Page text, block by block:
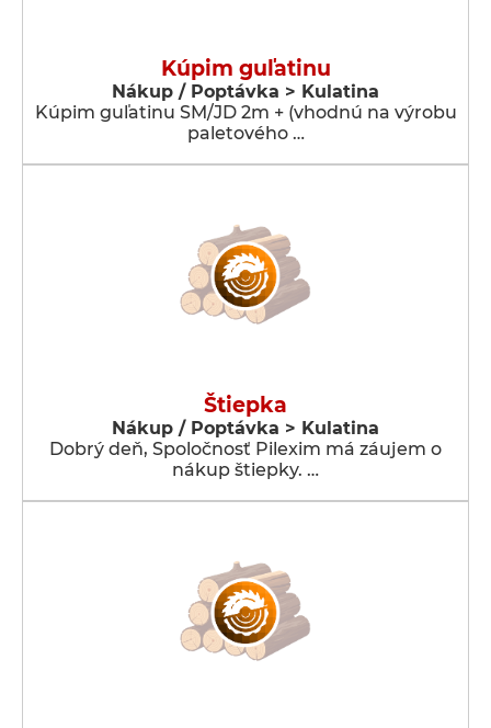
Kúpim guľatinu
Nákup / Poptávka > Kulatina
Kúpim guľatinu SM/JD 2m + (vhodnú na výrobu
paletového …
Štiepka
Nákup / Poptávka > Kulatina
Dobrý deň, Spoločnosť Pilexim má záujem o
nákup štiepky. …